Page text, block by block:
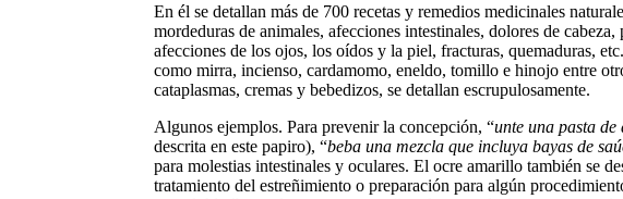
En él se detallan más de 700 recetas y remedios medicinales
mordeduras de animales, afecciones intestinales, dolores de
afecciones de los ojos, los oídos y la piel, fracturas, quemaduras,
como mirra, incienso, cardamomo, eneldo, tomillo e hinojo entre
cataplasmas, cremas y bebedizos, se detallan escrupulosamente.
Algunos ejemplos. Para prevenir la concepción, “unte una pasta
descrita en este papiro), “beba una mezcla que incluya bayas de
para molestias intestinales y oculares. El ocre amarillo también se
tratamiento del estreñimiento o preparación para algún